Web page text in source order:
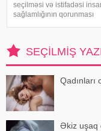
seçilməsi və istifadəsi
sağlamlığının qorunması
Səhiyyə Nazirliyinin rəsmi
"Instagram" hesabınd
SEÇILMIŞ
Qadınları
Əkiz uşaq